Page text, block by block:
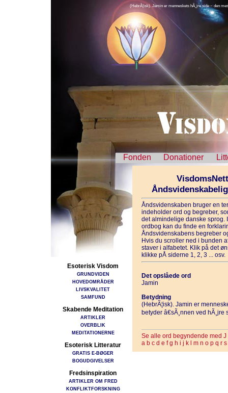
(HebrÃ¦isk). Jamin er menneskets hÃ¸jre side − den
Fonden Donationer
Esoterisk Visdom
GRUNDVIDEN
HOVEDOMRÅDER
LIVSKVALITET
SAMFUND
Skabende Meditation
ARTIKLER
OVERBLIK
MEDITATIONERNE
Esoterisk Litteratur
GRATIS E-BØGER
BOGUDGIVELSER
Fredsinspiration
ARTIKLER OM FRED
KONFLIKTFORSKNING
Åndsvidenskaben bruger en
indeholder ord og begreber,
det almindelige danske sprog.
ordbog kan du finde en
Åndsvidenskabens begreber
Hvis du scroller ned i bunden
staver i alfabetet. Klik på det
klikke pÅ siderne 1, 2, 3 ... osv.
Det opslåede ord
Jamin
Betydning
(HebrÃ¦isk). Jamin er
betyder â€sÃ¸nnen ved hÃ¸jre
Se alle ord begyndende med J
a b c d e f g h i j k m n o p q r s